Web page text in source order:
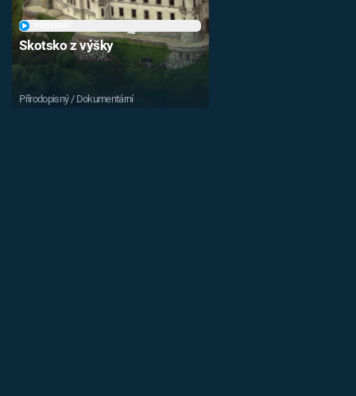
Skotsko z výšky
Přírodopisný / Dokumentární